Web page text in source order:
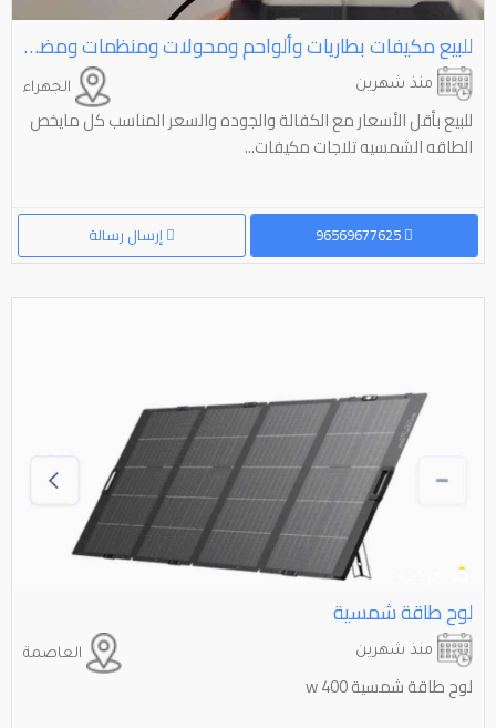
للبيع مكيفات بطاريات وألواحم ومحولات ومنظمات ومضخات
الجهراء منذ شهرين
للبيع بأقل الأسعار مع الكفالة والجوده والسعر المناسب كل مايخص
الطاقه الشمسيه تلاجات مكيفات...
إرسال رسالة
لوح طاقة شمسية
العاصمة منذ شهرين
لوح طاقة شمسية w 400